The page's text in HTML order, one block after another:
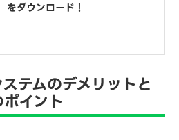
をダウンロード！
テムのデメリットと
イント